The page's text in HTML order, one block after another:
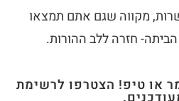
מקווה שגם אתם תמצאו
חזרה ללב ההורות.
או טיפ! הצטרפו לרשימת